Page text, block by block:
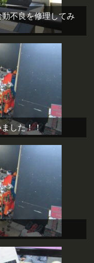
不良を修理してみ
した！！